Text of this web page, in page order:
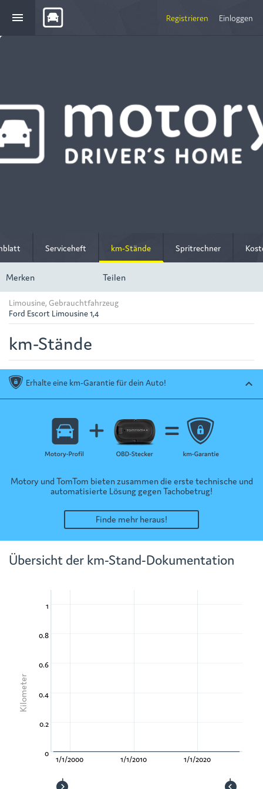
menu Registrieren Einloggen
Serviceheft km-Stände Spritrechner
Merken Teilen
Limousine, Gebrauchtfahrzeug
Ford Escort Limousine 1,4
km-Stände
Erhalte eine km-Garantie für dein Auto! keyboard_arrow_up
Motory und TomTom bieten zusammen die erste technische und
automatisierte Lösung gegen Tachobetrug!
Finde mehr heraus!
Übersicht der km-Stand-Dokumentation
Kilometer
0
0.2
0.4
0.6
0.8
1
1/1/2000 1/1/2010 1/1/2020